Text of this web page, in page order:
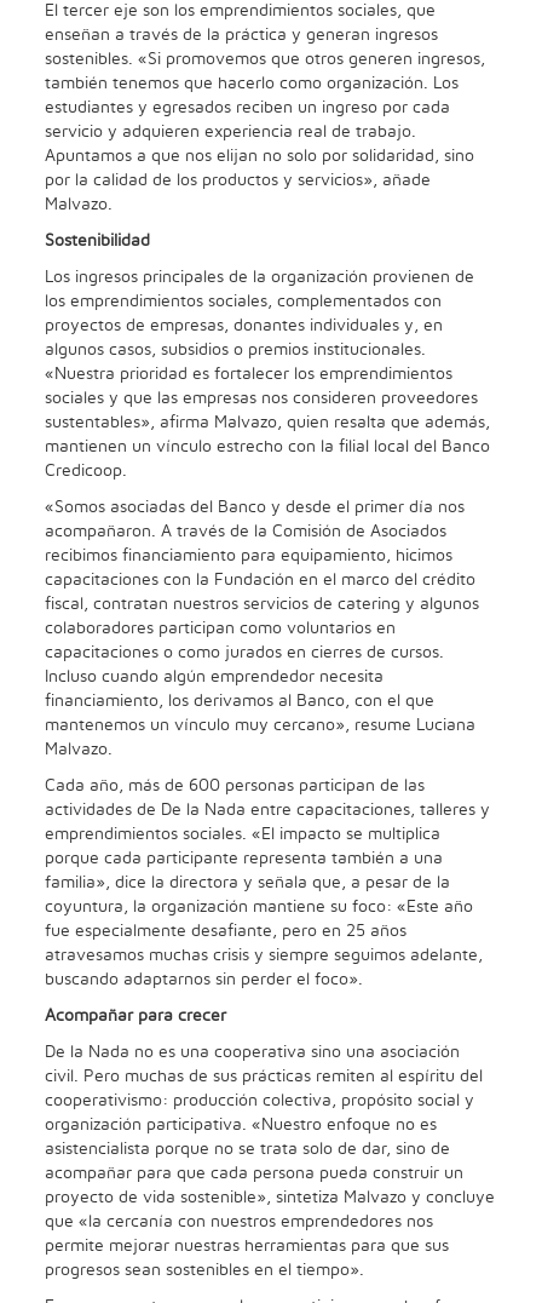
El tercer eje son los emprendimientos sociales, que
enseñan a través de la práctica y generan ingresos
sostenibles. «Si promovemos que otros generen ingresos,
también tenemos que hacerlo como organización. Los
estudiantes y egresados reciben un ingreso por cada
servicio y adquieren experiencia real de trabajo.
Apuntamos a que nos elijan no solo por solidaridad, sino
por la calidad de los productos y servicios», añade
Malvazo.
Sostenibilidad
Los ingresos principales de la organización provienen de
los emprendimientos sociales, complementados con
proyectos de empresas, donantes individuales y, en
algunos casos, subsidios o premios institucionales.
«Nuestra prioridad es fortalecer los emprendimientos
sociales y que las empresas nos consideren proveedores
sustentables», afirma Malvazo, quien resalta que además,
mantienen un vínculo estrecho con la filial local del Banco
Credicoop.
«Somos asociadas del Banco y desde el primer día nos
acompañaron. A través de la Comisión de Asociados
recibimos financiamiento para equipamiento, hicimos
capacitaciones con la Fundación en el marco del crédito
fiscal, contratan nuestros servicios de catering y algunos
colaboradores participan como voluntarios en
capacitaciones o como jurados en cierres de cursos.
Incluso cuando algún emprendedor necesita
financiamiento, los derivamos al Banco, con el que
mantenemos un vínculo muy cercano», resume Luciana
Malvazo.
Cada año, más de 600 personas participan de las
actividades de De la Nada entre capacitaciones, talleres y
emprendimientos sociales. «El impacto se multiplica
porque cada participante representa también a una
familia», dice la directora y señala que, a pesar de la
coyuntura, la organización mantiene su foco: «Este año
fue especialmente desafiante, pero en 25 años
atravesamos muchas crisis y siempre seguimos adelante,
buscando adaptarnos sin perder el foco».
Acompañar para crecer
De la Nada no es una cooperativa sino una asociación
civil. Pero muchas de sus prácticas remiten al espíritu del
cooperativismo: producción colectiva, propósito social y
organización participativa. «Nuestro enfoque no es
asistencialista porque no se trata solo de dar, sino de
acompañar para que cada persona pueda construir un
proyecto de vida sostenible», sintetiza Malvazo y concluye
que «la cercanía con nuestros emprendedores nos
permite mejorar nuestras herramientas para que sus
progresos sean sostenibles en el tiempo».